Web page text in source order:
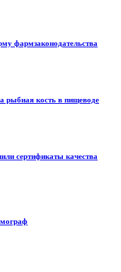
фармзаконодательства
рыбная кость в пищеводе
сертификаты качества